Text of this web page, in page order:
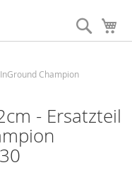
Suche
Champion
- Ersatzteil